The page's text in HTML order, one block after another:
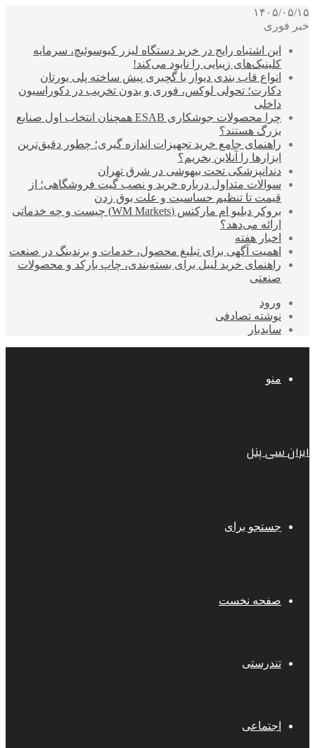
۱۴۰۵/۰۵/۱۵
خبر فوری
این اشتباه رایج در خرید دستگاه لیزر کیوسوئیچ، سرمایه
کلینیک‌های زیبایی را نابود می‌کند!
انواع قاب بندی دیوار با گچبری پیش ساخته پلی یورتان
دکارت؛ تحولی لوکس، فوری و بدون تخریب در دکوراسیون
داخلی
چرا محصولات جوشکاری ESAB همچنان انتخاب اول صنایع
بزرگ هستند؟
راهنمای جامع خرید تجهیزات اندازه گیری؛ چطور دقیق‌ترین
ابزارها را آنلاین بخریم؟
دندانپزشکی تحت بیهوشی در شرق تهران
سوالات متداول درباره خرید و نصب گیت فروشگاهی؛ از
قیمت تا تنظیم حساسیت و علت بوق زدن
بروکر دبلیو ام مارکتس (WM Markets) چیست و چه خدماتی
ارائه می‌دهد؟
اخبار هفته
اهمیت آگهی برای تبلیغ محصول، خدمات و برندینگ در صنعت
راهنمای خرید لیبل برای بسته‌بندی، چاپ بارکد و محصولات
صنعتی
ورود
نوشته تصادفی
سایدبار
منو
ایران سی پنل
جستجو برای
صفحه نخست
تندرستی
اجتماعی